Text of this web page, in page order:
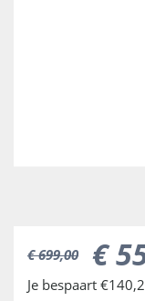
€ 699,00 €
Je bespaart